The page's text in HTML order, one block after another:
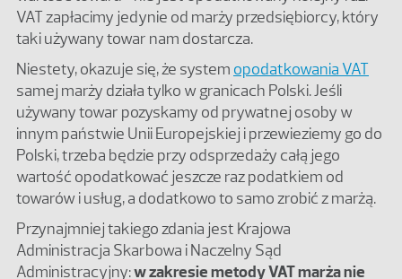
VAT zapłacimy jedynie od marży przedsiębiorcy, który
taki używany towar nam dostarcza.
Niestety, okazuje się, że system opodatkowania VAT
samej marży działa tylko w granicach Polski. Jeśli
używany towar pozyskamy od prywatnej osoby w
innym państwie Unii Europejskiej i przewieziemy go do
Polski, trzeba będzie przy odsprzedaży całą jego
wartość opodatkować jeszcze raz podatkiem od
towarów i usług, a dodatkowo to samo zrobić z marżą.
Przynajmniej takiego zdania jest Krajowa
Administracja Skarbowa i Naczelny Sąd
Administracyjny:w zakresie metody VAT marża nie